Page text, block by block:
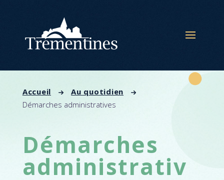
Accueil
Au quotidien
Démarches administratives
Démarches
administrativ